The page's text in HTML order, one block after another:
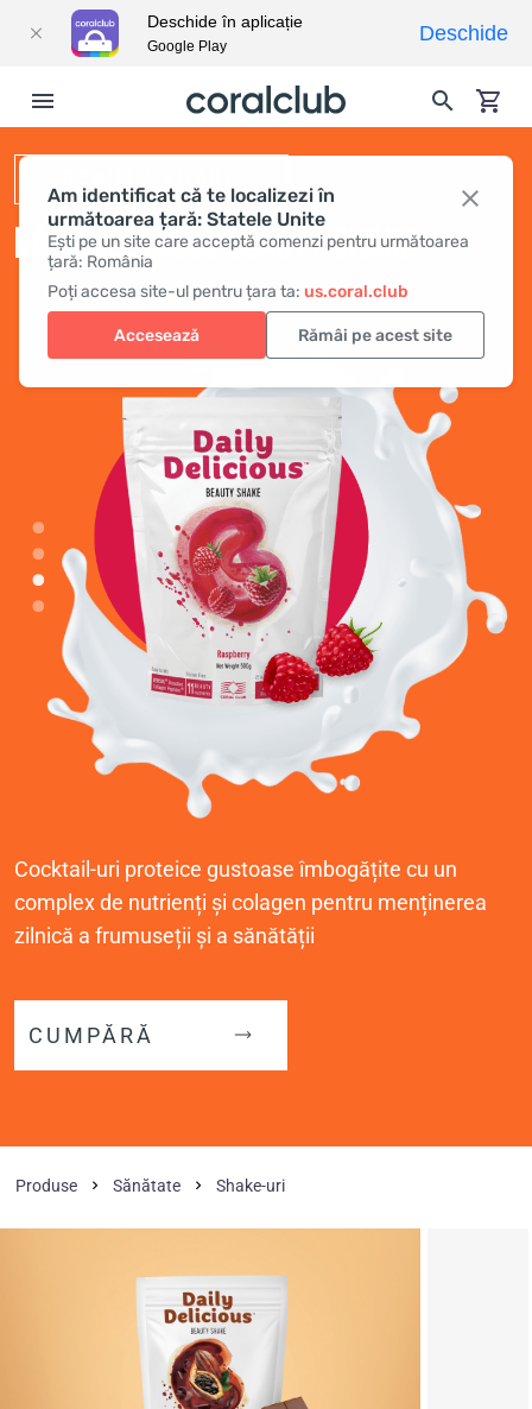
Am identificat că te localizezi în
următoarea țară: Statele Unite
Ești pe un site care acceptă comenzi pentru următoarea
țară: România
Poți accesa site-ul pentru țara ta: us.coral.club
Accesează Rămâi pe acest site
DAILY DELICIOUS BEAUTY SHAKE
Cocktail-uri proteice gustoase îmbogățite cu un
complex de nutrienți și colagen pentru menținerea
zilnică a frumuseții și a sănătății
CUMPĂRĂ
Produse Sănătate Shake-uri
Deschide în aplicație
Google Play
Deschide